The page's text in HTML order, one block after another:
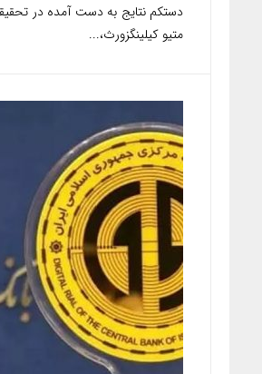
دستکم نتایج به دست آمده در
متیو کیلینگزورث،...